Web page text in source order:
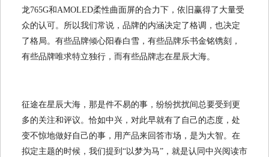
龙765G和AMOLED柔性曲面屏的合力下，依旧赢得了大量受
众的认可。所以我们常说，品牌的内涵决定了格调，也决定
了格局。有些品牌倾心阳春白雪，有些品牌乐书金铭镌刻，
有些品牌唯求特立独行，而有些品牌志在星辰大海。
征途在星辰大海，那是件不易的事，纷纷扰扰间总要受到更
多的关注和评议。恰如中兴，对此早就有了自己的态度，处
变不惊地做好自己的事，用产品来回答市场，是为大智。在
拟定主题的时候，我们提到“以梦为马”，就是认同中兴阅读市